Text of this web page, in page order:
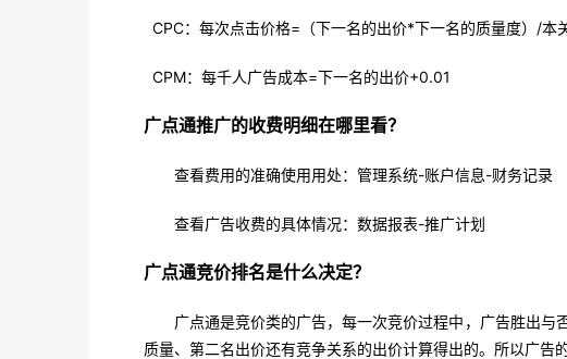
CPC：每次点击价格= （下一名的出价*下一名的质量度） /本
CPM：每千人广告成本=下一名的出价+0.01
广点通推广的收费明细在哪里看？
查看费用的准确使用用处：管理系统-账户信息-财务记录
查看广告收费的具体情况：数据报表-推广计划
广点通竞价排名是什么决定？
广点通是竞价类的广告，每一次竞价过程中，广告胜出
质量、第二名出价还有竞争关系的出价计算得出的。所以广告